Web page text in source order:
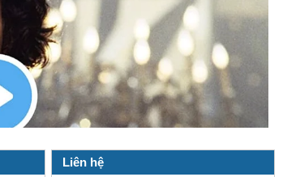
Liên hệ